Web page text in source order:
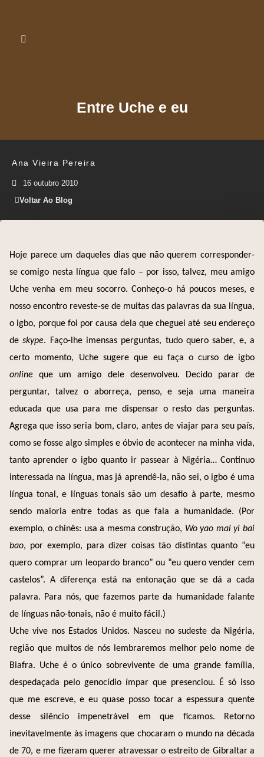
Entre Uche e eu
Ana Vieira Pereira
16 outubro 2010
Voltar Ao Blog
Hoje parece um daqueles dias que não querem corresponder-
se comigo nesta língua que falo – por isso, talvez, meu amigo
Uche venha em meu socorro. Conheço-o há poucos meses, e
nosso encontro reveste-se de muitas das palavras da sua língua,
o igbo, porque foi por causa dela que cheguei até seu endereço
deskype. Faço-lhe imensas perguntas, tudo quero saber, e, a
certo momento, Uche sugere que eu faça o curso de igbo
online que um amigo dele desenvolveu. Decido parar de
perguntar, talvez o aborreça, penso, e seja uma maneira
educada que usa para me dispensar o resto das perguntas.
Agrega que isso seria bom, claro, antes de viajar para seu país,
como se fosse algo simples e óbvio de acontecer na minha vida,
tanto aprender o igbo quanto ir passear à Nigéria… Continuo
interessada na língua, mas já aprendê-la, não sei, o igbo é uma
língua tonal, e línguas tonais são um desafio à parte, mesmo
sendo maioria entre todas as que fala a humanidade. (Por
exemplo, o chinês: usa a mesma construção, Wo yao mai yi bai
bao, por exemplo, para dizer coisas tão distintas quanto “eu
quero comprar um leopardo branco” ou “eu quero vender cem
castelos”. A diferença está na entonação que se dá a cada
palavra. Para nós, que fazemos parte da humanidade falante
de línguas não-tonais, não é muito fácil.)
Uche vive nos Estados Unidos. Nasceu no sudeste da Nigéria,
região que muitos de nós lembraremos melhor pelo nome de
Biafra. Uche é o único sobrevivente de uma grande família,
despedaçada pelo genocídio ímpar que presenciou. É só isso
que me escreve, e eu quase posso tocar a espessura quente
desse silêncio impenetrável em que ficamos. Retorno
inevitavelmente às imagens que chocaram o mundo na década
de 70, e me fizeram querer atravessar o estreito de Gibraltar a